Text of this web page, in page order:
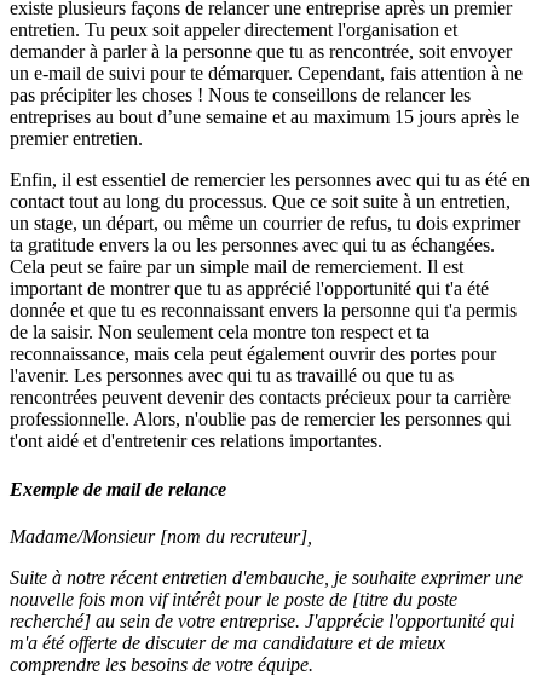
existe plusieurs façons de relancer une entreprise après un premier
entretien. Tu peux soit appeler directement l'organisation et
demander à parler à la personne que tu as rencontrée, soit envoyer
un e-mail de suivi pour te démarquer. Cependant, fais attention à ne
pas précipiter les choses ! Nous te conseillons de relancer les
entreprises au bout d’une semaine et au maximum 15 jours après le
premier entretien.
Enfin, il est essentiel de remercier les personnes avec qui tu as été en
contact tout au long du processus. Que ce soit suite à un entretien,
un stage, un départ, ou même un courrier de refus, tu dois exprimer
ta gratitude envers la ou les personnes avec qui tu as échangées.
Cela peut se faire par un simple mail de remerciement. Il est
important de montrer que tu as apprécié l'opportunité qui t'a été
donnée et que tu es reconnaissant envers la personne qui t'a permis
de la saisir. Non seulement cela montre ton respect et ta
reconnaissance, mais cela peut également ouvrir des portes pour
l'avenir. Les personnes avec qui tu as travaillé ou que tu as
rencontrées peuvent devenir des contacts précieux pour ta carrière
professionnelle. Alors, n'oublie pas de remercier les personnes qui
t'ont aidé et d'entretenir ces relations importantes.
Exemple de mail de relance
Madame/Monsieur [nom du recruteur],
Suite à notre récent entretien d'embauche, je souhaite exprimer une
nouvelle fois mon vif intérêt pour le poste de [titre du poste
recherché] au sein de votre entreprise. J'apprécie l'opportunité qui
m'a été offerte de discuter de ma candidature et de mieux
comprendre les besoins de votre équipe.